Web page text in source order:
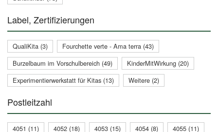
Label, Zertifizierungen
QualiKita (3)
Fourchette verte - Ama terra (43)
Burzelbaum im Vorschulbereich (49)
KinderMitWirkung (20)
Experimentierwerkstatt für Kitas (13)
Weitere (2)
Postleitzahl
4051 (11) 4052 (18) 4053 (15) 4054 (8)
4055 (11)